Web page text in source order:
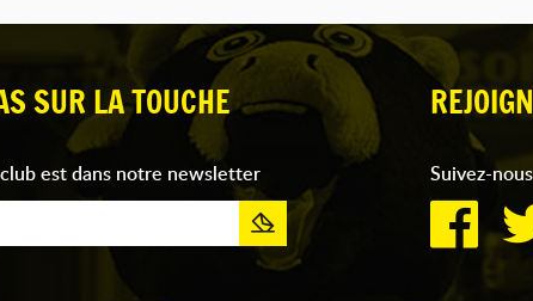
SUR LA TOUCHE
est dans notre newsletter Suivez-